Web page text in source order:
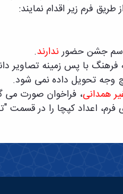
فرم زیر اقدام نمایند:
ندارند.
همدانی، فراخوان صورت می
اعداد کپچا را در قسمت